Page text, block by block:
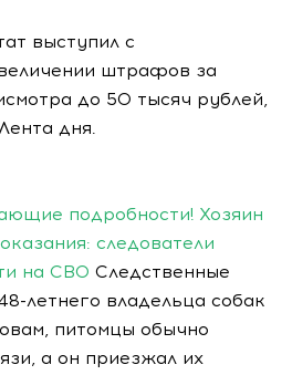
выступил с
штрафов за
до 50 тысяч рублей,
дня.
подробности! Хозяин
следователи
на СВО Следственные
летнего владельца собак
питомцы обычно
а он приезжал их